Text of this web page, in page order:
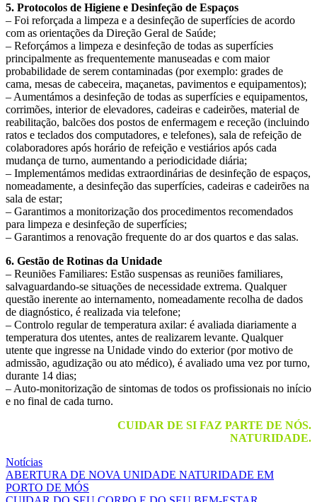
5. Protocolos de Higiene e Desinfeção de Espaços
– Foi reforçada a limpeza e a desinfeção de superfícies de acordo
com as orientações da Direção Geral de Saúde;
– Reforçámos a limpeza e desinfeção de todas as superfícies
principalmente as frequentemente manuseadas e com maior
probabilidade de serem contaminadas (por exemplo: grades de
cama, mesas de cabeceira, maçanetas, pavimentos e equipamentos);
– Aumentámos a desinfeção de todas as superfícies e equipamentos,
corrimões, interior de elevadores, cadeiras e cadeirões, material de
reabilitação, balcões dos postos de enfermagem e receção (incluindo
ratos e teclados dos computadores, e telefones), sala de refeição de
colaboradores após horário de refeição e vestiários após cada
mudança de turno, aumentando a periodicidade diária;
– Implementámos medidas extraordinárias de desinfeção de espaços,
nomeadamente, a desinfeção das superfícies, cadeiras e cadeirões na
sala de estar;
– Garantimos a monitorização dos procedimentos recomendados
para limpeza e desinfeção de superfícies;
– Garantimos a renovação frequente do ar dos quartos e das salas.
6. Gestão de Rotinas da Unidade
– Reuniões Familiares: Estão suspensas as reuniões familiares,
salvaguardando-se situações de necessidade extrema. Qualquer
questão inerente ao internamento, nomeadamente recolha de dados
de diagnóstico, é realizada via telefone;
– Controlo regular de temperatura axilar: é avaliada diariamente a
temperatura dos utentes, antes de realizarem levante. Qualquer
utente que ingresse na Unidade vindo do exterior (por motivo de
admissão, agudização ou ato médico), é avaliado uma vez por turno,
durante 14 dias;
– Auto-monitorização de sintomas de todos os profissionais no início
e no final de cada turno.
CUIDAR DE SI FAZ PARTE DE NÓS.
NATURIDADE.
Notícias
Navegação
de
ABERTURA DE NOVA UNIDADE NATURIDADE EM
PORTO DE MÓS